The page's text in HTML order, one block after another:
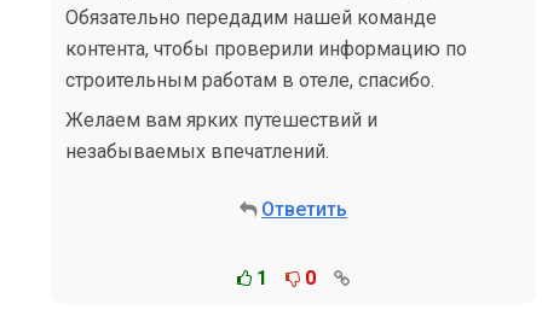
Обязательно передадим нашей команде
контента, чтобы проверили информацию по
строительным работам в отеле, спасибо.
Желаем вам ярких путешествий и
незабываемых впечатлений.
Ответить
1 0